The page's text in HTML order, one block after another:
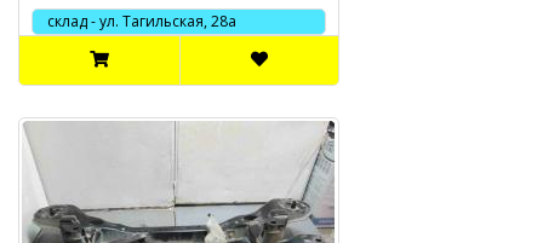
склад - ул. Тагильская, 28а